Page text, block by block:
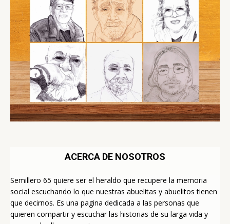
ACERCA DE NOSOTROS
Semillero 65 quiere ser el heraldo que recupere la memoria
social escuchando lo que nuestras abuelitas y abuelitos tienen
que decirnos. Es una pagina dedicada a las personas que
quieren compartir y escuchar las historias de su larga vida y